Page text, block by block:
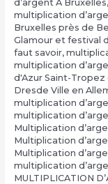
d’argent À Bruxelles,
multiplication
Bruxelles près de
Glamour et festival
faut savoir,
multiplication
d'Azur Saint-
Dresde Ville en
multiplication
multiplication
Multiplication
Multiplication
Multiplication
multiplication
MULTIPLICATION